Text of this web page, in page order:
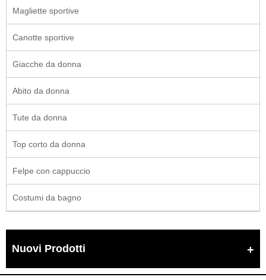
Magliette sportive
Canotte sportive
Giacche da donna
Abito da donna
Tute da donna
Top corto da donna
Felpe con cappuccio
Costumi da bagno
Nuovi Prodotti